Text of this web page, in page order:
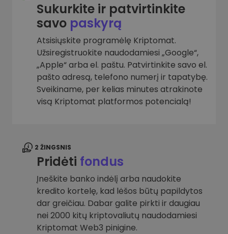
Sukurkite ir patvirtinkite
savo paskyrą
Atsisiųskite programėlę Kriptomat.
Užsiregistruokite naudodamiesi „Google“,
„Apple“ arba el. paštu. Patvirtinkite savo el.
pašto adresą, telefono numerį ir tapatybę.
Sveikiname, per kelias minutes atrakinote
visą Kriptomat platformos potencialą!
2 ŽINGSNIS
Pridėti fondus
Įneškite banko indėlį arba naudokite
kredito kortelę, kad lėšos būtų papildytos
dar greičiau. Dabar galite pirkti ir daugiau
nei 2000 kitų kriptovaliutų naudodamiesi
Kriptomat Web3 pinigine.